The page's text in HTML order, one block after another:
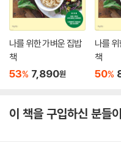
감자봤수란
한식 브런찜
초코 모찌 맛있찌
이것이 원윌이닭
LA 떡다져스
8. Chef 박준우
나를 위한 가벼운 집밥
책
53% 7,890원
나를
책
50%
이 책을 구입하신 분들